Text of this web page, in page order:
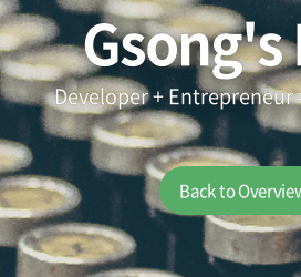
Gsong's
Developer + Entrepreneur
Back to